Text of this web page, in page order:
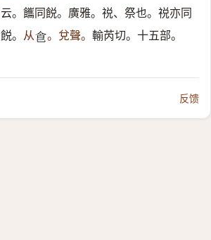
云。䭨同䬽。廣雅。祱、祭也。祱亦同
䬽。 从𠊊 。兌聲。 輸芮切。十五部。
反馈